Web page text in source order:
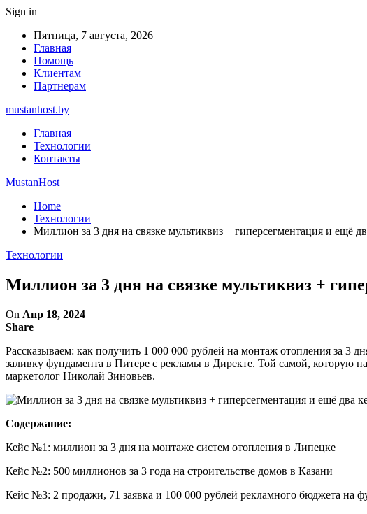
Sign in
Пятница, 7 августа, 2026
Главная
Помощь
Клиентам
Партнерам
mustanhost.by
Главная
Технологии
Контакты
MustanHost
Home
Технологии
Миллион за 3 дня на связке мультиквиз + гиперсегментация и ещё
Технологии
Миллион за 3 дня на связке мультиквиз +
On Апр 18, 2024
Share
Рассказываем: как получить 1 000 000 рублей на монтаж отопления за 3
заливку фундамента в Питере с рекламы в Директе. Той самой, которую
маркетолог Николай Зиновьев.
Содержание:
Кейс №1: миллион за 3 дня на монтаже систем отопления в Липецке
Кейс №2: 500 миллионов за 3 года на строительстве домов в Казани
Кейс №3: 2 продажи, 71 заявка и 100 000 рублей рекламного бюджета на